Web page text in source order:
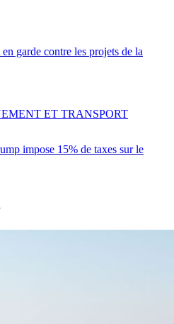
garde contre les projets de la
impose 15% de taxes sur le
ET TRANSPORT